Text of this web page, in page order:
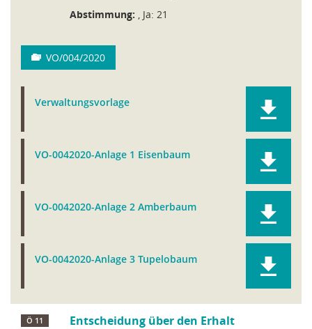
Abstimmung: , Ja: 21
VO/004/2020
Verwaltungsvorlage
VO-0042020-Anlage 1 Eisenbaum
VO-0042020-Anlage 2 Amberbaum
VO-0042020-Anlage 3 Tupelobaum
Ö 11
Entscheidung über den Erhalt